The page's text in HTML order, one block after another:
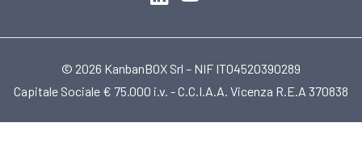
© 2026 KanbanBOX Srl – NIF IT04520390289
Capitale Sociale € 75.000 i.v. - C.C.I.A.A. Vicenza R.E.A 370838